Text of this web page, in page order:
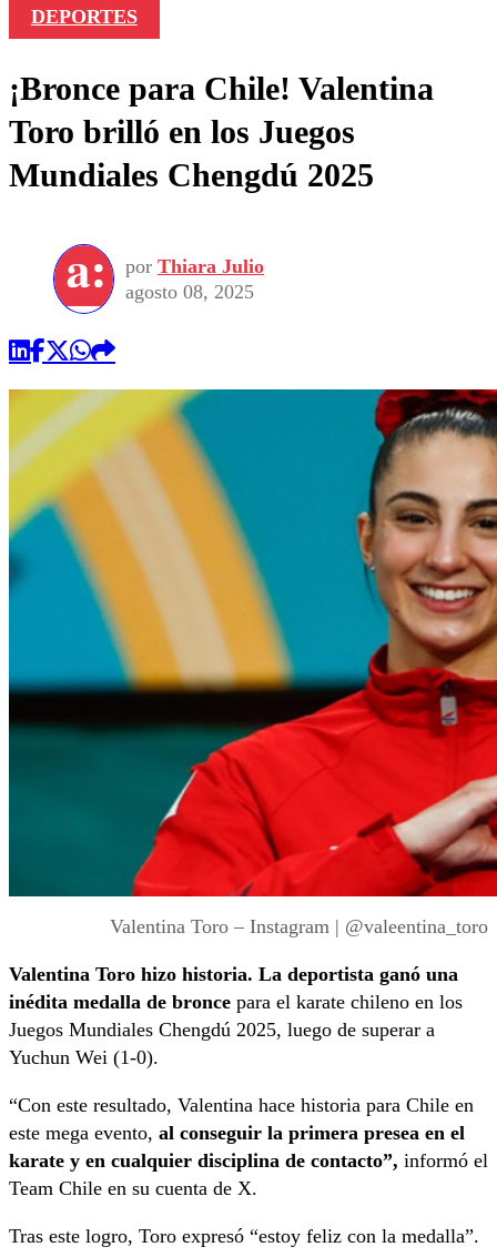
DEPORTES
¡Bronce para Chile! Valentina
Toro brilló en los Juegos
Mundiales Chengdú 2025
por Thiara Julio
agosto 08, 2025
Valentina Toro – Instagram | @valeentina_toro
Valentina Toro hizo historia. La deportista ganó una
inédita medalla de bronce para el karate chileno en los
Juegos Mundiales Chengdú 2025, luego de superar a
Yuchun Wei (1-0).
“Con este resultado, Valentina hace historia para Chile en
este mega evento, al conseguir la primera presea en el
karate y en cualquier disciplina de contacto”, informó el
Team Chile en su cuenta de X.
Tras este logro, Toro expresó “estoy feliz con la medalla”.